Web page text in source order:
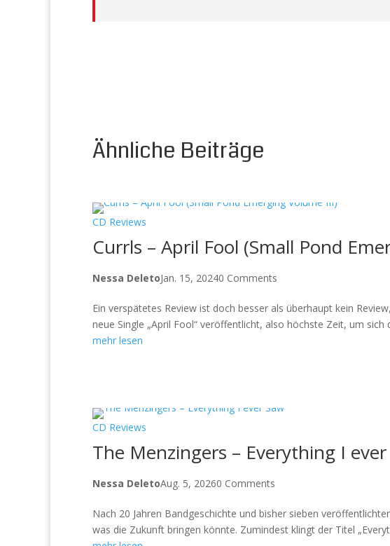
Ähnliche Beiträge
CD Reviews
Currls – April Fool (Small Pond
Nessa DeletoJan. 15, 20240 Comments
Ein verspätetes Review ist doch besser als überhaupt kein
neue Single „April Fool“ veröffentlicht, also höchste Zeit, um sich
mehr lesen
CD Reviews
The Menzingers – Everything I ever
Nessa DeletoAug. 5, 20260 Comments
Nach 20 Jahren Bandgeschichte und bisher sieben
was die Zukunft bringen könnte. Zumindest klingt der Titel